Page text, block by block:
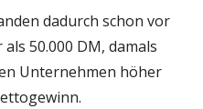
dadurch schon vor
50.000 DM, damals
Unternehmen höher